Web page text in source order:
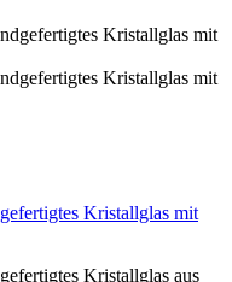
Kristallglas mit
Kristallglas aus